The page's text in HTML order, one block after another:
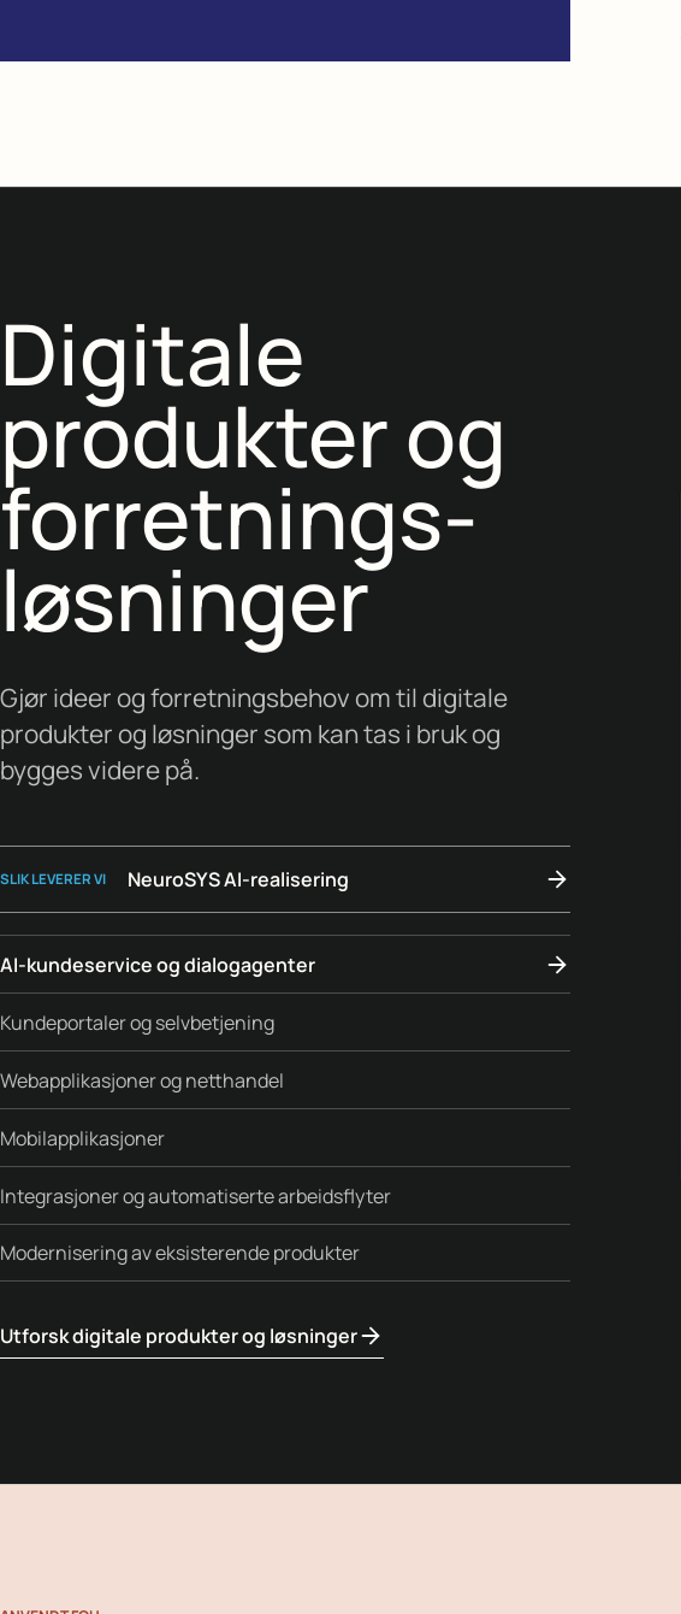
Digitale
produkter og
forretnings­
løsninger
Gjør ideer og forretningsbehov om til digitale
produkter og løsninger som kan tas i bruk og
bygges videre på.
SLIK LEVERER VI NeuroSYS AI-realisering
AI-kundeservice og dialogagenter
Kundeportaler og selvbetjening
Webapplikasjoner og netthandel
Mobilapplikasjoner
Integrasjoner og automatiserte arbeidsflyter
Modernisering av eksisterende produkter
Utforsk digitale produkter og løsninger